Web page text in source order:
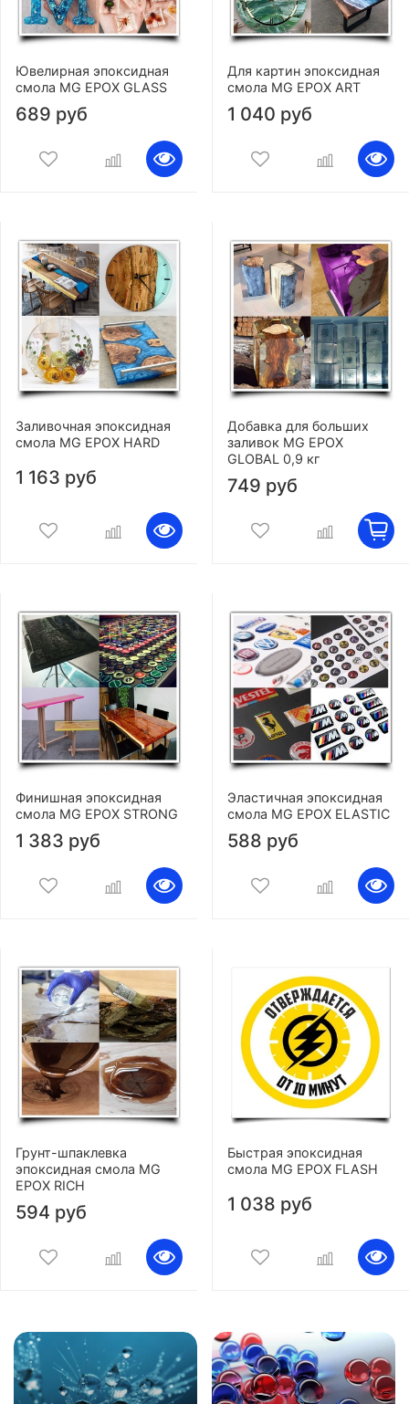
Ювелирная эпоксидная
смола MG EPOX GLASS
689 руб
Для картин эпоксидная
смола MG EPOX ART
1 040 руб
Заливочная эпоксидная
смола MG EPOX HARD
1 163 руб
Добавка для больших
заливок MG EPOX
GLOBAL 0,9 кг
749 руб
Финишная эпоксидная
смола MG EPOX STRONG
1 383 руб
Эластичная эпоксидная
смола MG EPOX ELASTIC
588 руб
Грунт-шпаклевка
эпоксидная смола MG
EPOX RICH
594 руб
Быстрая эпоксидная
смола MG EPOX FLASH
1 038 руб